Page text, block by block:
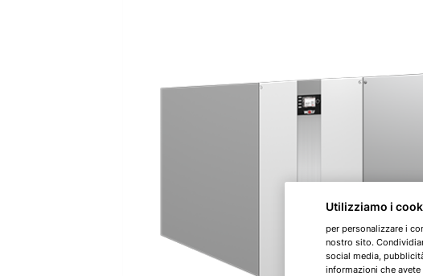
Utilizziamo i
per personalizzare i
nostro sito.
social media,
informazioni che